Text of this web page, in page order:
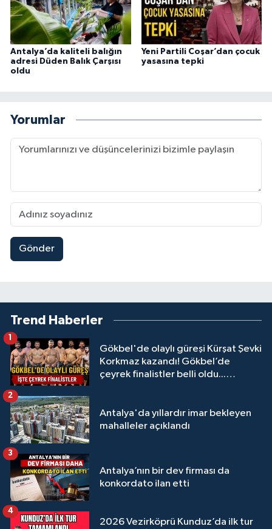
Antalya’da kaliteli balığın
adresi Düden Balık Çarşısı
oldu
Yeni Partili Coşar’dan çocuk
yasasına tepki
Yorumlar
Gönder
Trend Haberler
Gökbel'de olaylı güreşi Kürşat Şevki
Korkmaz kazandı! Gökbel’de
çeyrek finalistler belli oldu...
1
Antalya'da yıllardır imar bekleyen
mahalleler açıklandı
2
Antalya’nın bir dev firması da
konkordato ilan etti
3
2026 Vezirköprü Kunduz’da ilk tur
4